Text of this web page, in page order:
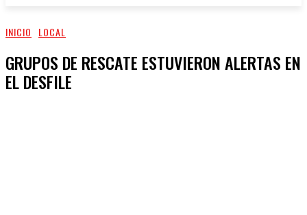
INICIO LOCAL
GRUPOS DE RESCATE ESTUVIERON ALERTAS EN
EL DESFILE